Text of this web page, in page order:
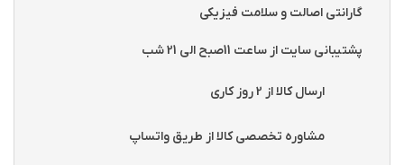
گارانتی اصالت و سلامت فیزیکی
پشتیبانی سایت از ساعت 11صبح الی 21 شب
ارسال کالا از 2 روز کاری
مشاوره تخصصی کالا از طریق واتساپ